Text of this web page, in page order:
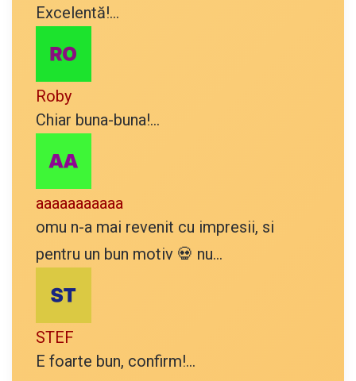
Excelentă!...
Roby
Chiar buna-buna!...
aaaaaaaaaaa
omu n-a mai revenit cu impresii, si
pentru un bun motiv 💀 nu...
STEF
E foarte bun, confirm!...